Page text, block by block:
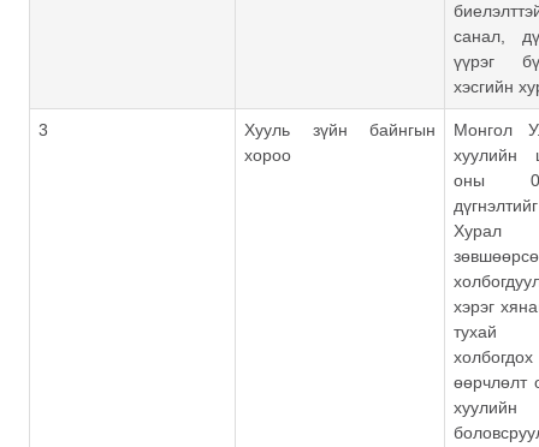
санал,
үүрэг
хэсгийн
3
Хууль зүйн байнгын
хороо
Монгол
хуулийн
оны
хэрэг
тухай
өөрчлөлт